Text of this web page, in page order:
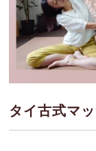
タイ古式マ